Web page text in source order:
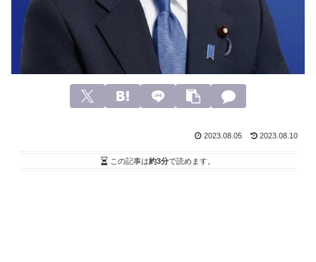
2023.08.05 2023.08.10
この記事は約3分で読めます。